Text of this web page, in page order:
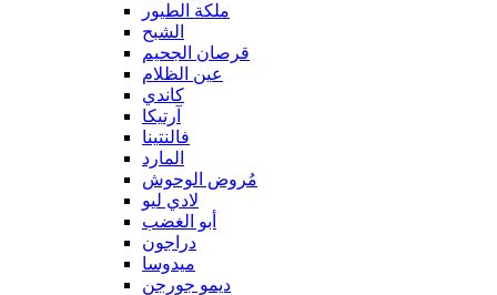
ملكة الطيور
الشبح
قرصان الجحيم
عين الظلام
كاندي
آرتيكا
فالنتينا
المارد
مُروض الوحوش
لادي ليو
أبو الغضب
دراجون
ميدوسا
ديمو جورجن